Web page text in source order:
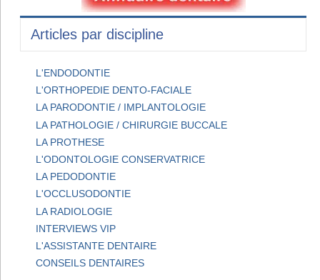
Articles par discipline
L'ENDODONTIE
L'ORTHOPEDIE DENTO-FACIALE
LA PARODONTIE / IMPLANTOLOGIE
LA PATHOLOGIE / CHIRURGIE BUCCALE
LA PROTHESE
L'ODONTOLOGIE CONSERVATRICE
LA PEDODONTIE
L'OCCLUSODONTIE
LA RADIOLOGIE
INTERVIEWS VIP
L'ASSISTANTE DENTAIRE
CONSEILS DENTAIRES